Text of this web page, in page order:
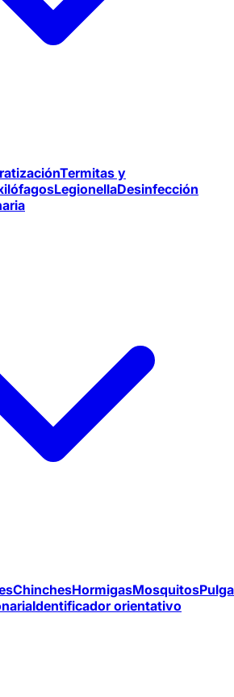
Termitas y
LegionellaDesinfección
ChinchesHormigasMosquitos
Identificador orientativo